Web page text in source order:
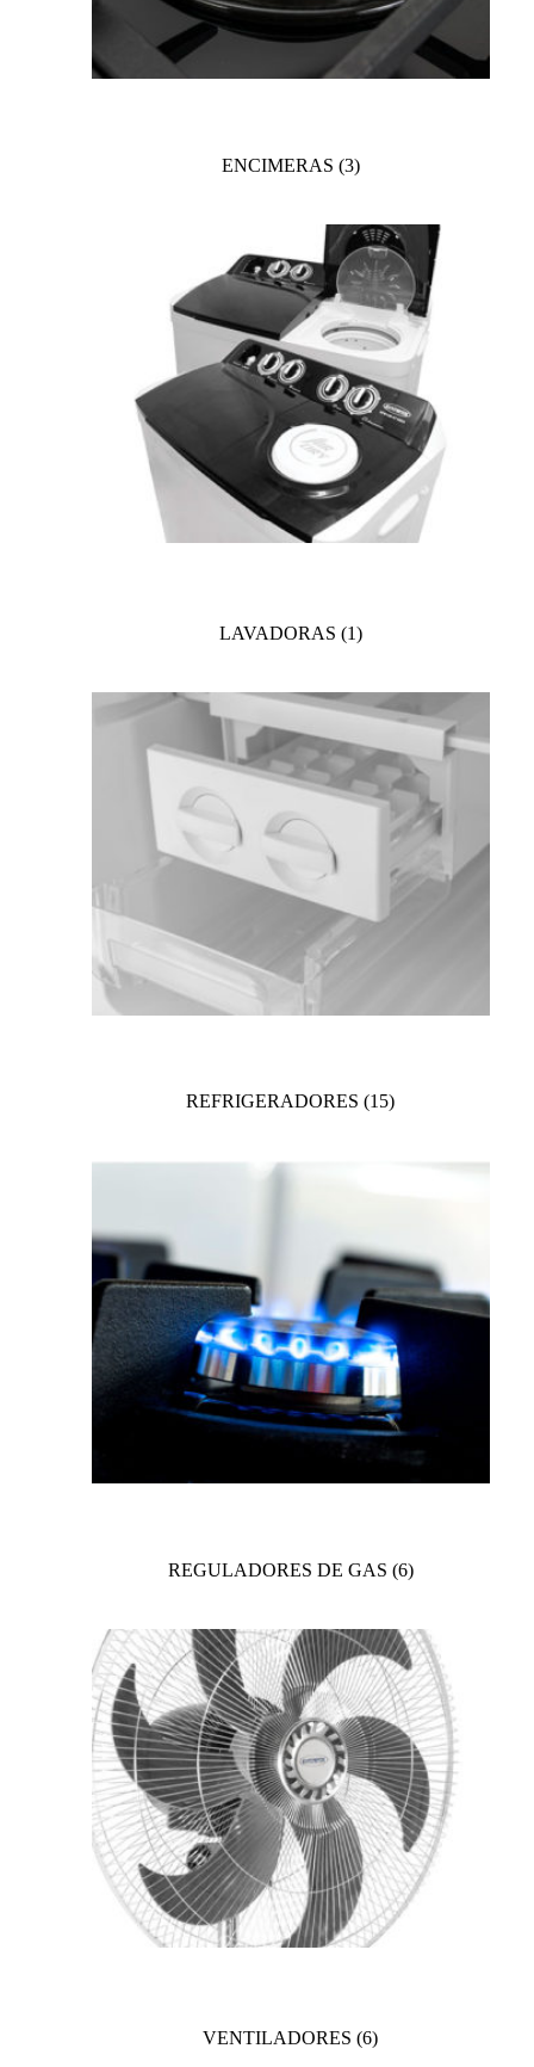
ENCIMERAS (3)
LAVADORAS (1)
REFRIGERADORES(15)
REGULADORES DE GAS (6)
VENTILADORES(6)